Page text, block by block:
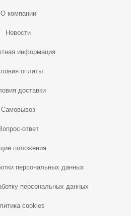
О компании
Новости
информация
оплаты
доставки
Самовывоз
ответ
положения
персональных данных
персональных данных
cookies